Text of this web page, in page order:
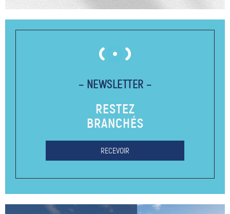
– NEWSLETTER –
RESTEZ
BRANCHÉS
RECEVOIR